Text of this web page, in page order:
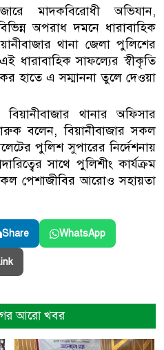
মাদকবিরোধী অভিযান,
অপরাধ দমনে ধারাবাহিক
থানা জেলা পুলিশের
ধারাবাহিক সাফল্যের স্বীকৃতি
হাতে এ সম্মাননা তুলে দেওয়া
থানার অফিসার
বলেন, বিয়ানীবাজার সকল
পুলিশ সুপারের নির্দেশনায়
সাথে পুলিশীং কার্যক্রম
পেশাজীবির আরোও সহায়তা
Share WhatsApp
আরো খবর